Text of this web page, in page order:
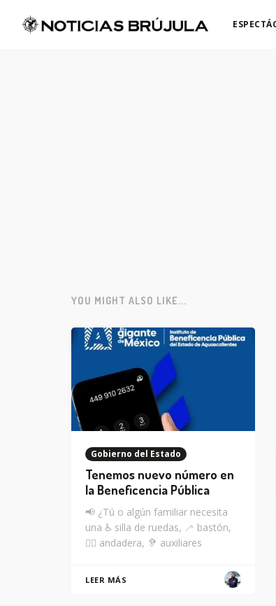
YOU MIGHT ALSO LIKE...
Gobierno del Estado
Tenemos nuevo número en
la Beneficencia Pública
📢 ¿Tú o algún familiar necesita
una ♿ silla de ruedas, 🦯 bastón,
🚶‍♂️ andadera, 🦻 auxiliares
LEER MÁS